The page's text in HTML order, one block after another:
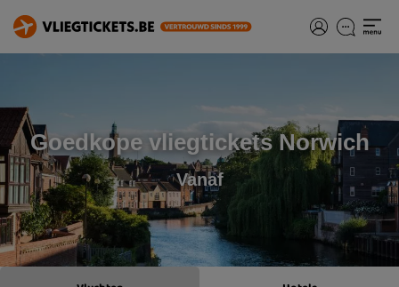
Goedkope vliegtickets Norwich
Vanaf